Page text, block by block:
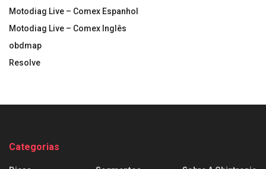
Motodiag Live – Comex Espanhol
Motodiag Live – Comex Inglês
obdmap
Resolve
Categorias